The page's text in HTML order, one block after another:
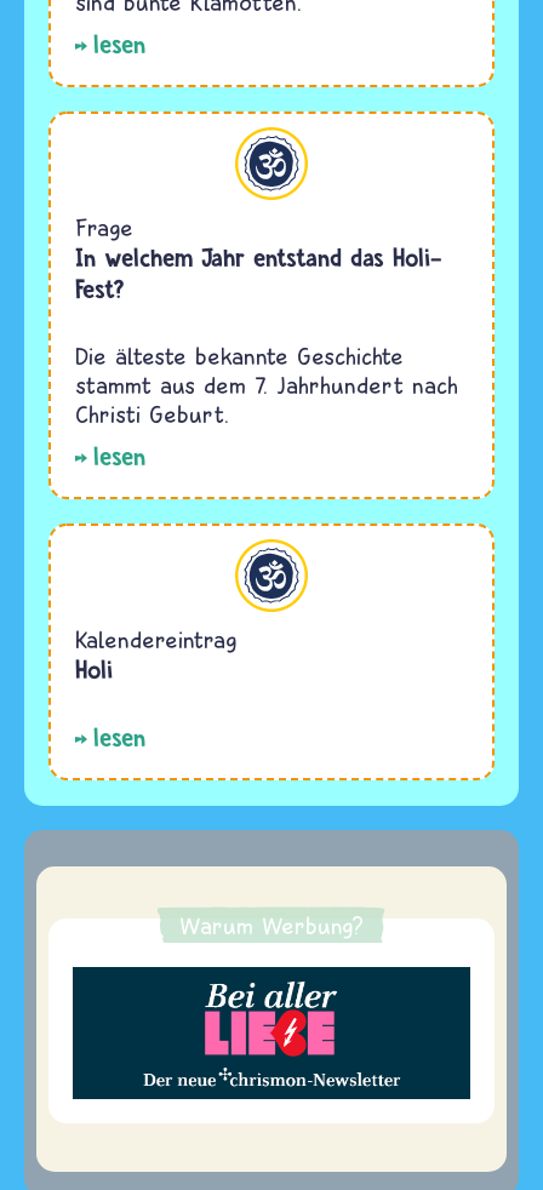
lesen
Hinduismus
Frage
In welchem Jahr entstand das Holi-
Fest?
Die älteste bekannte Geschichte
stammt aus dem 7. Jahrhundert nach
Christi Geburt.
lesen
Hinduismus
Kalendereintrag
Holi
lesen
Warum Werbung?